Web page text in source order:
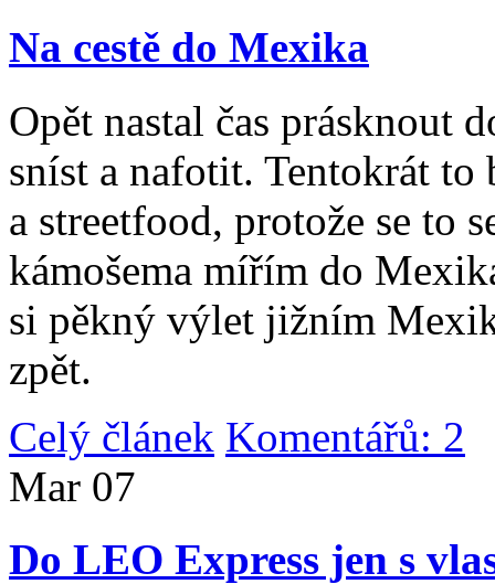
Na cestě do Mexika
Opět nastal čas prásknout
sníst a nafotit. Tentokrát
a streetfood, protože se to
kámošema mířím do
si pěkný výlet jižním
zpět.
Celý článek Komentářů: 2
Mar 07
Do LEO Express jen s